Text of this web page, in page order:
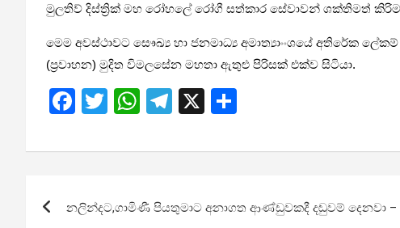
මුලතිව් දිස්ත්‍රික් මහ රෝහලේ රෝගී සත්කාර සේවාවන් ශක්තිමත් කිරිම
මෙම අවස්ථාවට සෞඛ්‍ය හා ජනමාධ්‍ය අමාත්‍යාංංශයේ අතිරේක
(ප්‍රවාහන) මුදිත විමලසේන මහතා ඇතුළු පිරිසක් එක්ව සිටියා.
F
ce
o
T
tt
W
at
A
T
e
a
X
ar
නලින්දට,ගාමිණී පියතුමාට ​අනාගත ආණ්ඩුවකදී දඬුවම් දෙනවා